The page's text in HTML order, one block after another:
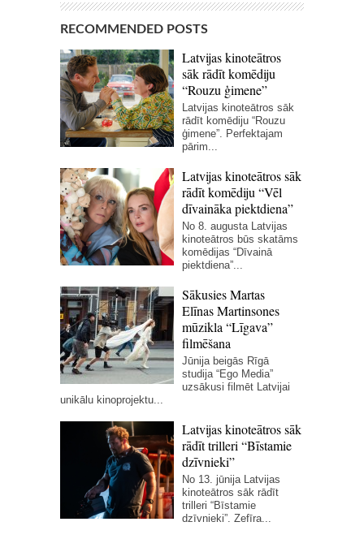
RECOMMENDED POSTS
Latvijas kinoteātros
sāk rādīt komēdiju
“Rouzu ģimene”
Latvijas kinoteātros sāk
rādīt komēdiju “Rouzu
ģimene”. Perfektajam
pārim...
Latvijas kinoteātros sāk
rādīt komēdiju “Vēl
dīvaināka piektdiena”
No 8. augusta Latvijas
kinoteātros būs skatāms
komēdijas “Dīvainā
piektdiena”...
Sākusies Martas
Elīnas Martinsones
mūzikla “Līgava”
filmēšana
Jūnija beigās Rīgā
studija “Ego Media”
uzsākusi filmēt Latvijai
unikālu kinoprojektu...
Latvijas kinoteātros sāk
rādīt trilleri “Bīstamie
dzīvnieki”
No 13. jūnija Latvijas
kinoteātros sāk rādīt
trilleri “Bīstamie
dzīvnieki”. Zefīra...